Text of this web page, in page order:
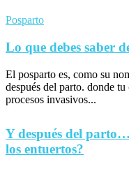
Posparto
Lo que debes saber
El posparto es, como su
después del parto. donde
procesos invasivos...
Y después del
los entuertos?